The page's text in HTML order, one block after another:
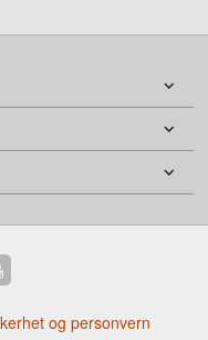
og personvern